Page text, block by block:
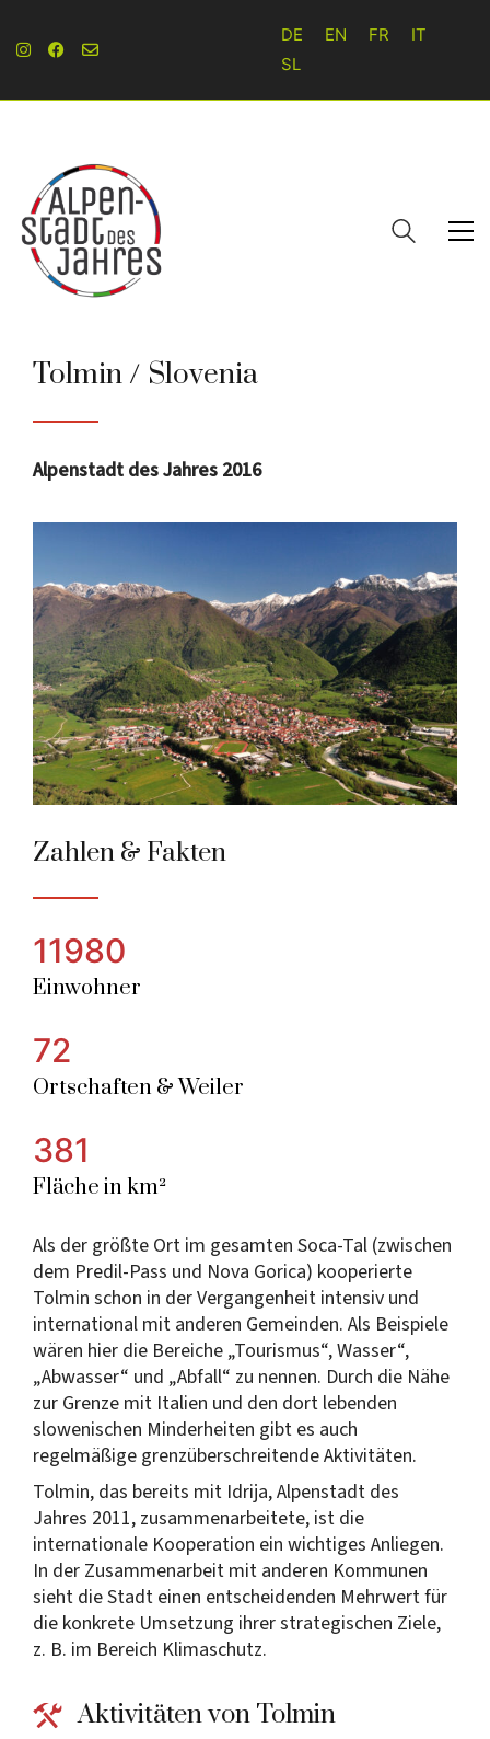
DE EN FR
IT
SL
Tolmin / Slovenia
Alpenstadt des Jahres 2016
Tolmin
Alpenstadt des Jahres 2016
Zahlen & Fakten
11980
Einwohner
72
Ortschaften & Weiler
381
Fläche in km²
Als der größte Ort im gesamten Soca-Tal (zwischen
dem Predil-Pass und Nova Gorica) kooperierte
Tolmin schon in der Vergangenheit intensiv und
international mit anderen Gemeinden. Als Beispiele
wären hier die Bereiche „Tourismus“, Wasser“,
„Abwasser“ und „Abfall“ zu nennen. Durch die Nähe
zur Grenze mit Italien und den dort lebenden
slowenischen Minderheiten gibt es auch
regelmäßige grenzüberschreitende Aktivitäten.
Tolmin, das bereits mit Idrija, Alpenstadt des
Jahres 2011, zusammenarbeitete, ist die
internationale Kooperation ein wichtiges Anliegen.
In der Zusammenarbeit mit anderen Kommunen
sieht die Stadt einen entscheidenden Mehrwert für
die konkrete Umsetzung ihrer strategischen Ziele,
z. B. im Bereich Klimaschutz.
Aktivitäten von Tolmin